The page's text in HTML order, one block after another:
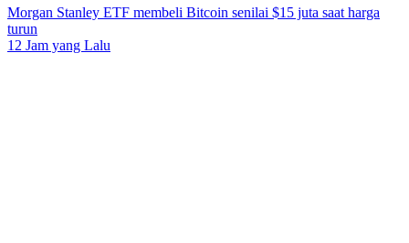
Morgan Stanley ETF membeli Bitcoin senilai $15 juta saat harga
turun
12 Jam yang Lalu